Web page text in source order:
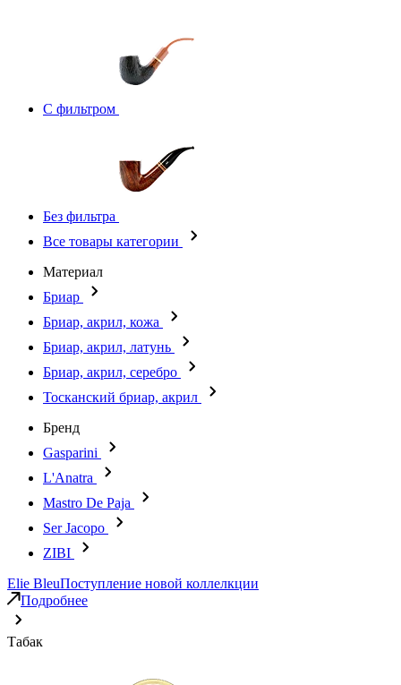
С фильтром
Без фильтра
Все товары категории
Материал
Бриар
Бриар, акрил, кожа
Бриар, акрил, латунь
Бриар, акрил, серебро
Тосканский бриар, акрил
Бренд
Gasparini
L'Anatra
Mastro De Paja
Ser Jacopo
ZIBI
Elie BleuПоступление новой коллелкции
Подробнее
Табак